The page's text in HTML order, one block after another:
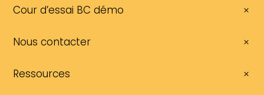
Cour d’essai BC démo
Nous contacter
Ressources